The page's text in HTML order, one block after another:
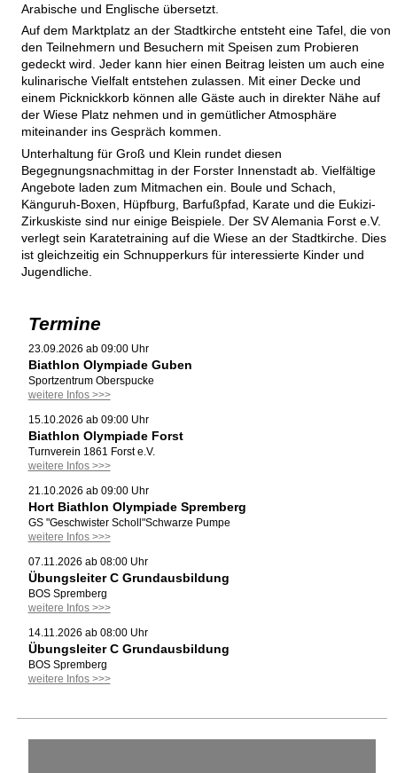
Arabische und Englische übersetzt.
Auf dem Marktplatz an der Stadtkirche entsteht eine Tafel, die von
den Teilnehmern und Besuchern mit Speisen zum Probieren
gedeckt wird. Jeder kann hier einen Beitrag leisten um auch eine
kulinarische Vielfalt entstehen zulassen. Mit einer Decke und
einem Picknickkorb können alle Gäste auch in direkter Nähe auf
der Wiese Platz nehmen und in gemütlicher Atmosphäre
miteinander ins Gespräch kommen.
Unterhaltung für Groß und Klein rundet diesen
Begegnungsnachmittag in der Forster Innenstadt ab. Vielfältige
Angebote laden zum Mitmachen ein. Boule und Schach,
Känguruh-Boxen, Hüpfburg, Barfußpfad, Karate und die Eukizi-
Zirkuskiste sind nur einige Beispiele. Der SV Alemania Forst e.V.
verlegt sein Karatetraining auf die Wiese an der Stadtkirche. Dies
ist gleichzeitig ein Schnupperkurs für interessierte Kinder und
Jugendliche.
Termine
23.09.2026 ab 09:00 Uhr
Biathlon Olympiade Guben
Sportzentrum Oberspucke
weitere Infos >>>
15.10.2026 ab 09:00 Uhr
Biathlon Olympiade Forst
Turnverein 1861 Forst e.V.
weitere Infos >>>
21.10.2026 ab 09:00 Uhr
Hort Biathlon Olympiade Spremberg
GS "Geschwister Scholl"Schwarze Pumpe
weitere Infos >>>
07.11.2026 ab 08:00 Uhr
Übungsleiter C Grundausbildung
BOS Spremberg
weitere Infos >>>
14.11.2026 ab 08:00 Uhr
Übungsleiter C Grundausbildung
BOS Spremberg
weitere Infos >>>